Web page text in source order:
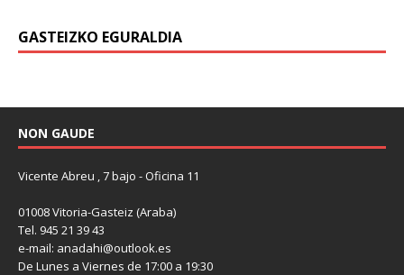
GASTEIZKO EGURALDIA
NON GAUDE
Vicente Abreu , 7 bajo - Oficina 11
01008 Vitoria-Gasteiz (Araba)
Tel. 945 21 39 43
e-mail: anadahi@outlook.es
De Lunes a Viernes de 17:00 a 19:30